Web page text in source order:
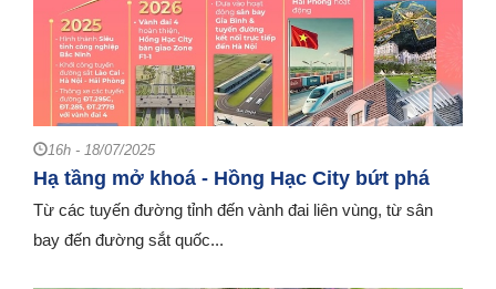
16h - 18/07/2025
Hạ tầng mở khoá - Hồng Hạc City bứt phá
Từ các tuyến đường tỉnh đến vành đai liên vùng, từ sân
bay đến đường sắt quốc...